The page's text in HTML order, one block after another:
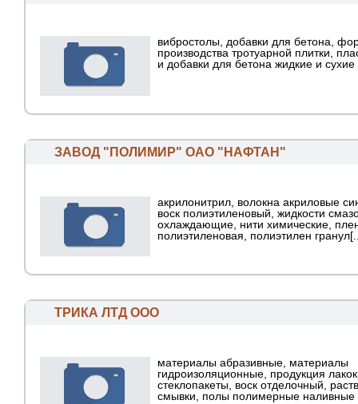
вибростолы, добавки для бетона,
производства тротуарной плитки,
и добавки для бетона жидкие и сухие
ЗАВОД "ПОЛИМИР" ОАО "НАФТАН"
акрилонитрил, волокна акриловые
воск полиэтиленовый, жидкости
охлаждающие, нити химические,
полиэтиленовая, полиэтилен
ТРИКА ЛТД ООО
материалы абразивные, материалы
гидроизоляционные, продукция
стеклопакеты, воск отделочный,
смывки, полы полимерные наливные